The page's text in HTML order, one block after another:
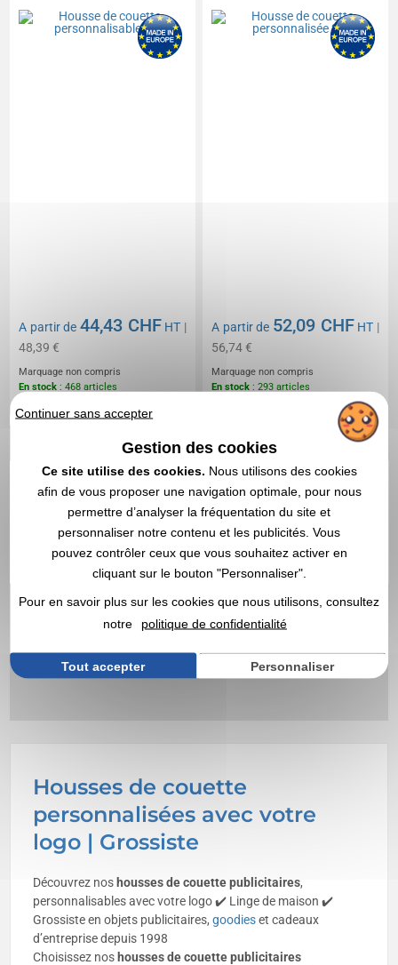
Housses de couette
personnalisées avec votre
logo | Grossiste
Découvrez nos housses de couette publicitaires,
personnalisables avec votre logo ✔️ Linge de maison ✔️
Grossiste en objets publicitaires,goodieset cadeaux
d’entreprise depuis 1998
Choisissez nos housses de couettepublicitaires
A partir de44,43 CHF HT |
48,39 €
Marquage non compris
En stock : 468 articles
DEVIS EXPRESS
A partir de 52,09 CHF HT |
56,74 €
Marquage non compris
En stock : 293 articles
1
Continuer sans accepter
Gestion des cookies
Ce site utilise des cookies. Nous utilisons des cookies
afin de vous proposer une navigation optimale, pour nous
permettre d’analyser la fréquentation du site et
personnaliser notre contenu et les publicités. Vous
pouvez contrôler ceux que vous souhaitez activer en
cliquant sur le bouton "Personnaliser".
Pour en savoir plus sur les cookies que nous utilisons, consultez
notre
politique de confidentialité
Tout accepter Personnaliser